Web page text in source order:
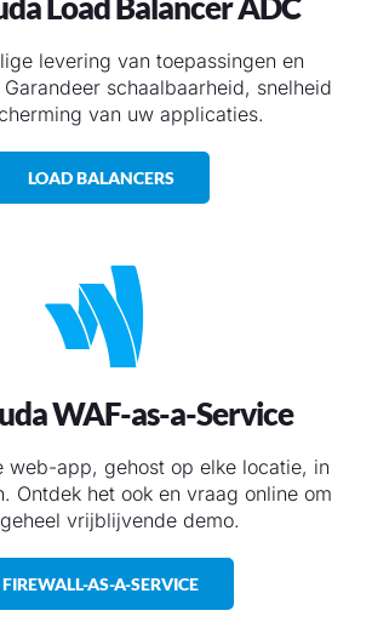
Load Balancer ADC
levering van toepassingen en
schaalbaarheid, snelheid
van uw applicaties.
LOAD BALANCERS
WAF-as-a-Service
web-app, gehost op elke locatie, in
Ontdek het ook en vraag online om
vrijblijvende demo.
FIREWALL-AS-A-SERVICE